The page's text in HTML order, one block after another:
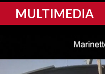
CRONACA SARDEGNA
PROVINCIA DI CAGLIARI
SULCIS IGLESIENTE
MULTIMEDIA